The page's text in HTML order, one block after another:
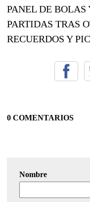
PANEL DE
PARTIDAS TRAS
RECUERDOS Y
0 COMENTARIOS
Nombre